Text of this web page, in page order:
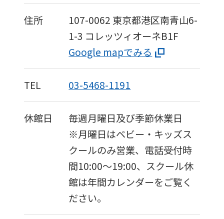
住所 107-0062 東京都港区南青山6-
1-3 コレッツィオーネB1F
Google mapでみる
TEL 03-5468-1191
休館日
毎週月曜日及び季節休業日
※月曜日はベビー・キッズス
クールのみ営業、電話受付時
間10:00〜19:00、スクール休
館は年間カレンダーをご覧く
ださい。